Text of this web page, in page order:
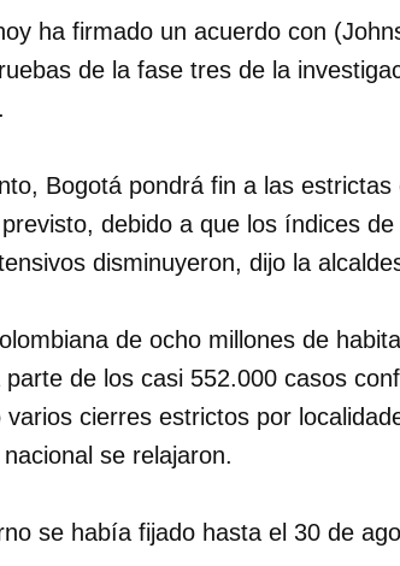
ha firmado un acuerdo con
de la fase tres de la
Bogotá pondrá fin a las
debido a que los índices
disminuyeron, dijo la
de ocho millones de
de los casi 552.000 casos
varios cierres estrictos por
se relajaron.
se había fijado hasta el 30 de